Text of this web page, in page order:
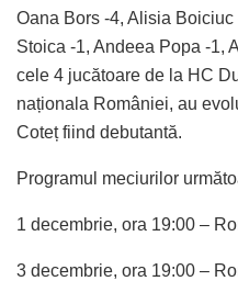
Oana Bors -4, Alisia
Stoica -1, Andeea Popa -1,
cele 4 jucătoare de la HC
naționala României, au
Coteț fiind debutantă.
Programul meciurilor
1 decembrie, ora 19:00 –
3 decembrie, ora 19:00 –